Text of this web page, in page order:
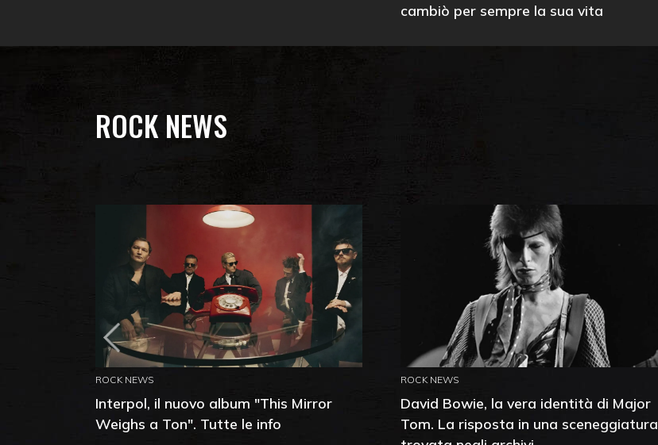
cambiò per sempre la sua vita
ROCK NEWS
ROCK NEWS
Interpol, il nuovo album "This Mirror
Weighs a Ton". Tutte le info
ROCK NEWS
David Bowie, la vera identità di Major
Tom. La risposta in una sceneggiatura